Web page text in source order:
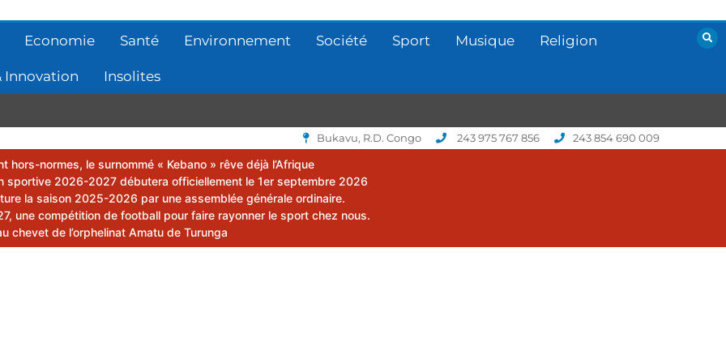
Economie Santé Environnement Société Sport Musique Religion
Innovation Insolites
Bukavu, R.D. Congo 243 975 767 856 243 854 690 009
hors-normes, le surnommé « Kebano » rêve déjà l’Afrique
sportive 2026-2027 débutera officiellement le 1er septembre 2026
la saison 2025-2026 par une assemblée générale ordinaire.
une compétition de football pour faire rayonner le sport chez nous.
chevet de l’orphelinat Amatu de Turunga